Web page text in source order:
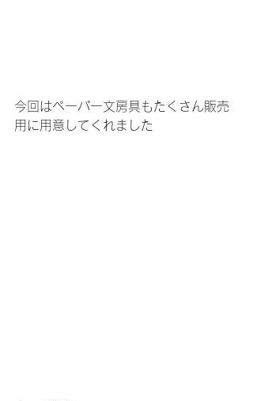
今回はペーパー文房具もたくさん販売
用に用意してくれました